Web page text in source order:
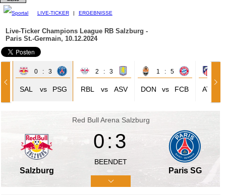
LIVE-TICKER | ERGEBNISSE
Live-Ticker Champions League RB Salzburg -
Paris St.-Germain, 10.12.2024
0 : 3
SAL vs PSG
2 : 3
RBL vs ASV
1 : 5
DON vs FCB ATM
Red Bull Arena Salzburg
Salzburg
0:3
BEENDET
Paris SG